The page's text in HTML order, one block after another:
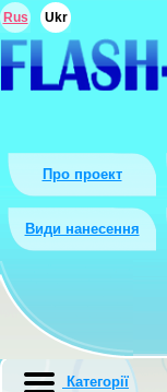
Про проект
Види нанесення
Rus Ukr
Категорії